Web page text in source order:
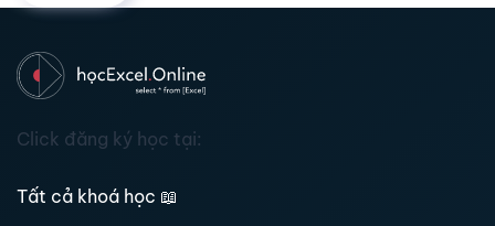
Click đăng ký học tại:
Tất cả khoá học 📖